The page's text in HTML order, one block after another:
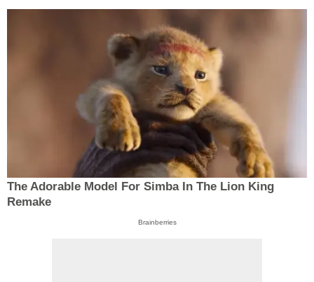
The Adorable Model For Simba In The Lion King
Remake
Brainberries